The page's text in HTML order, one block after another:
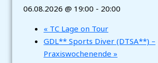
06.08.2026 @ 19:00 - 20:00
« TC Lage on Tour
GDL** Sports Diver (DTSA**) –
Praxiswochenende »